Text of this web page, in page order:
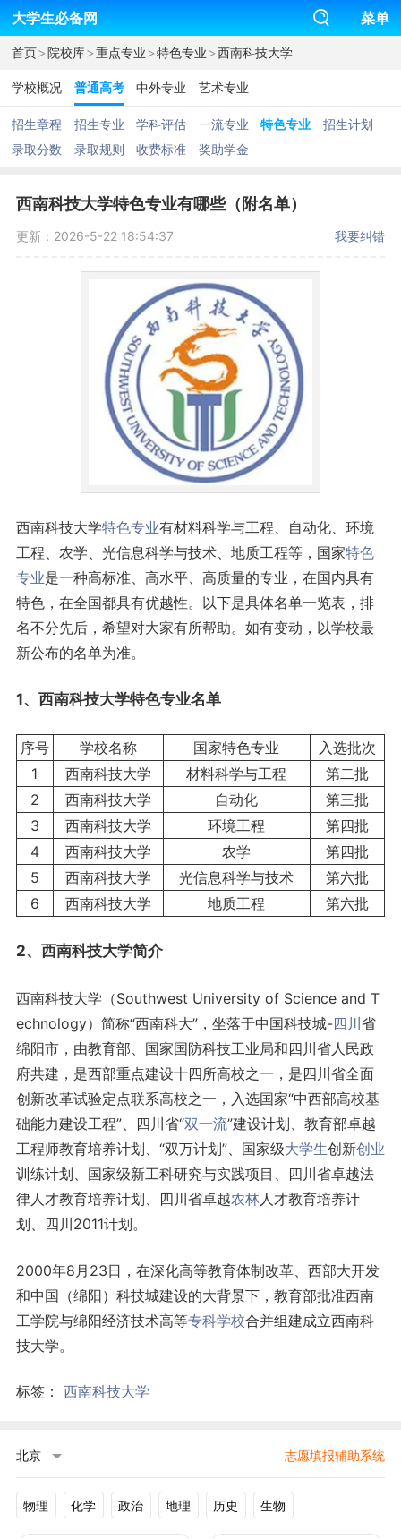
大学生必备网 菜单
首页>院校库>重点专业>特色专业>西南科技大学
学校概况 普通高考 中外专业 艺术专业
招生章程 招生专业 学科评估 一流专业 特色专业
招生计划
录取分数
录取规则 收费标准 奖助学金
西南科技大学特色专业有哪些（附名单）
更新：2026-5-22 18:54:37 我要纠错
西南科技大学特色专业有材料科学与工程、自动化、环境
工程、农学、光信息科学与技术、地质工程等，国家特色
专业是一种高标准、高水平、高质量的专业，在国内具有
特色，在全国都具有优越性。以下是具体名单一览表，排
名不分先后，希望对大家有所帮助。如有变动，以学校最
新公布的名单为准。
1、西南科技大学特色专业名单
序号 学校名称 国家特色专业
入选批次
1
西南科技大学 材料科学与工程
第二批
2
西南科技大学 自动化
第三批
3
西南科技大学 环境工程
第四批
4
西南科技大学 农学
第四批
5
西南科技大学 光信息科学与技术
第六批
6
西南科技大学 地质工程 第六批
2、西南科技大学简介
西南科技大学（Southwest University of Science and T
echnology）简称“西南科大”，坐落于中国科技城-四川省
绵阳市，由教育部、国家国防科技工业局和四川省人民政
府共建，是西部重点建设十四所高校之一，是四川省全面
创新改革试验定点联系高校之一，入选国家“中西部高校基
础能力建设工程”、四川省“双一流”建设计划、教育部卓越
工程师教育培养计划、“双万计划”、国家级大学生创新创业
训练计划、国家级新工科研究与实践项目、四川省卓越法
律人才教育培养计划、四川省卓越农林人才教育培养计
划、四川2011计划。
2000年8月23日，在深化高等教育体制改革、西部大开发
和中国（绵阳）科技城建设的大背景下，教育部批准西南
工学院与绵阳经济技术高等专科学校合并组建成立西南科
技大学。
标签： 西南科技大学
北京 志愿填报辅助系统
物理 化学 政治 地理 历史 生物